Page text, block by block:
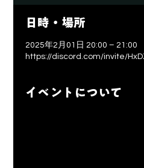
日時・場所
2025年2月01日 20:00 – 21:00
https://discord.com/invite/
イベントについて